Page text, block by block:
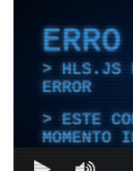
HLS.JS
ERROR
ESTE
MOMENTO